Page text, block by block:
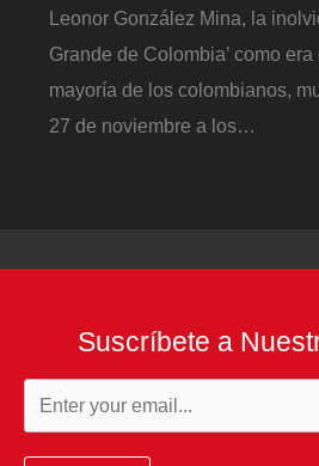
Leonor González Mina, la
Grande de Colombia’ como
mayoría de los colombianos,
27 de noviembre a los…
Suscríbete a